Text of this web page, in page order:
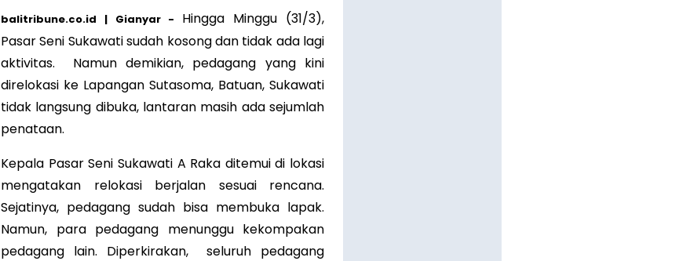
balitribune.co.id | Gianyar - Hingga Minggu (31/3),
Pasar Seni Sukawati sudah kosong dan tidak ada lagi
aktivitas. Namun demikian, pedagang yang kini
direlokasi ke Lapangan Sutasoma, Batuan, Sukawati
tidak langsung dibuka, lantaran masih ada sejumlah
penataan.
Kepala Pasar Seni Sukawati A Raka ditemui di lokasi
mengatakan relokasi berjalan sesuai rencana.
Sejatinya, pedagang sudah bisa membuka lapak.
Namun, para pedagang menunggu kekompakan
pedagang lain. Diperkirakan, seluruh pedagang